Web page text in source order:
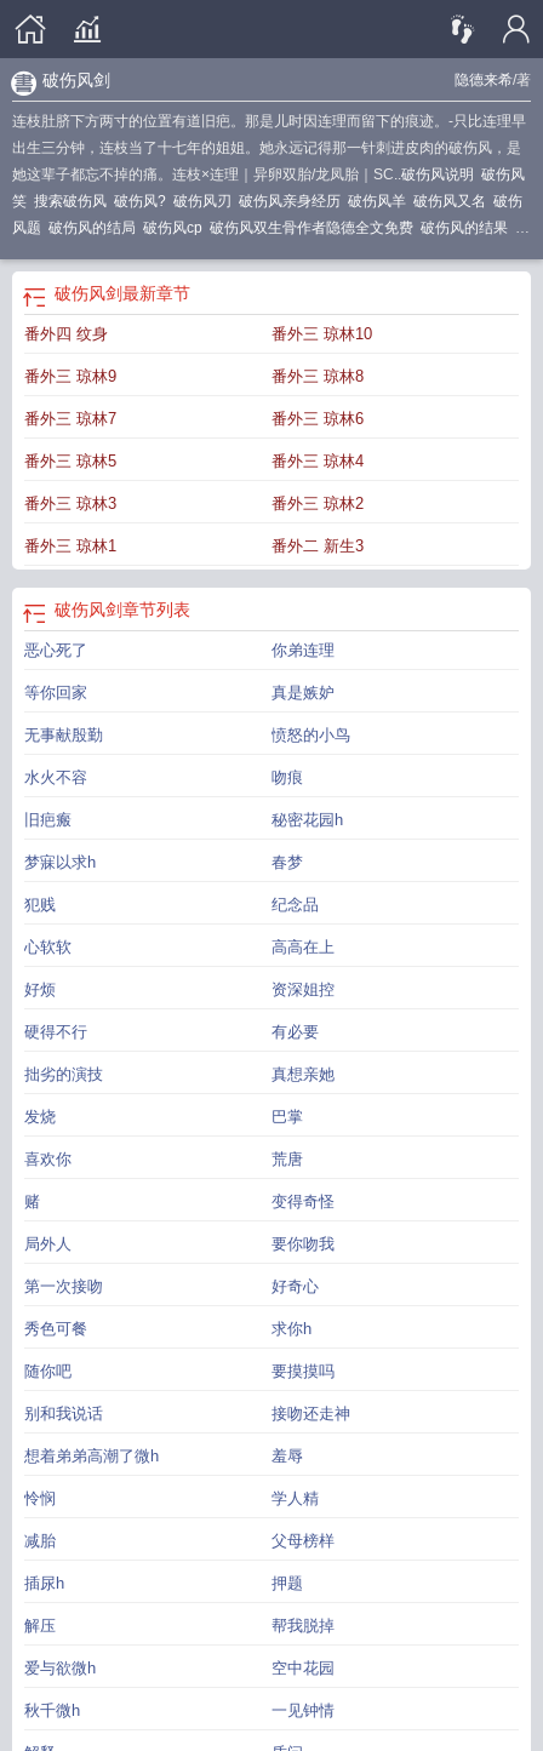
隐德来希/著
破伤风剑
连枝肚脐下方两寸的位置有道旧疤。那是儿时因连理而留下的痕迹。-只比连理早
出生三分钟，连枝当了十七年的姐姐。她永远记得那一针刺进皮肉的破伤风，是
她这辈子都忘不掉的痛。连枝×连理｜异卵双胎/龙凤胎｜SC..破伤风说明 破伤风
笑 搜索破伤风 破伤风? 破伤风刃 破伤风亲身经历 破伤风羊 破伤风又名 破伤
风题 破伤风的结局 破伤风cp 破伤风双生骨作者隐德全文免费 破伤风的结果 破
什么区别
破伤风tnt破伤风全名叫什么
么 破伤风双生骨by姐弟
伤风tig破伤风[双生骨 破伤风im破伤风tttig破伤风
破伤风剑最新章节
番外四 纹身 番外三 琼林10
番外三 琼林9 番外三 琼林8
番外三 琼林7 番外三 琼林6
番外三 琼林5 番外三 琼林4
番外三 琼林3 番外三 琼林2
番外三 琼林1 番外二 新生3
破伤风剑章节列表
恶心死了 你弟连理
等你回家 真是嫉妒
无事献殷勤 愤怒的小鸟
水火不容 吻痕
旧疤瘢 秘密花园h
梦寐以求h 春梦
犯贱 纪念品
心软软 高高在上
好烦 资深姐控
硬得不行 有必要
拙劣的演技 真想亲她
发烧 巴掌
喜欢你 荒唐
赌 变得奇怪
局外人 要你吻我
第一次接吻 好奇心
秀色可餐 求你h
随你吧 要摸摸吗
别和我说话 接吻还走神
想着弟弟高潮了微h 羞辱
怜悯 学人精
减胎 父母榜样
插尿h 押题
解压 帮我脱掉
爱与欲微h 空中花园
秋千微h 一见钟情